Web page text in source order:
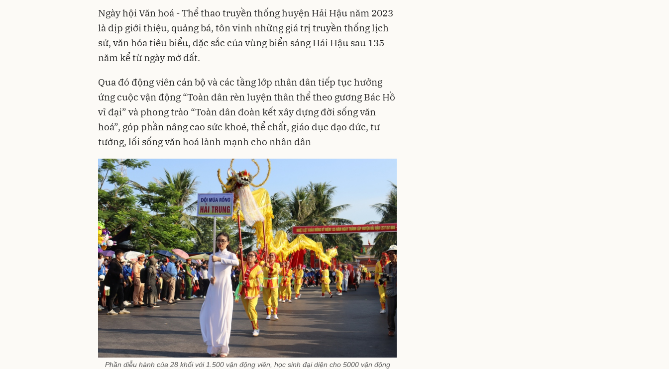
Ngày hội Văn hoá - Thể thao truyền thống huyện Hải Hậu năm 2023
là dịp giới thiệu, quảng bá, tôn vinh những giá trị truyền thống lịch
sử, văn hóa tiêu biểu, đặc sắc của vùng biển sáng Hải Hậu sau 135
năm kể từ ngày mở đất.
Qua đó động viên cán bộ và các tầng lớp nhân dân tiếp tục hưởng
ứng cuộc vận động “Toàn dân rèn luyện thân thể theo gương Bác Hồ
vĩ đại” và phong trào “Toàn dân đoàn kết xây dựng đời sống văn
hoá”, góp phần nâng cao sức khoẻ, thể chất, giáo dục đạo đức, tư
tưởng, lối sống văn hoá lành mạnh cho nhân dân
Phần diễu hành của 28 khối với 1.500 vận động viên, học sinh đại diện cho 5000 vận động